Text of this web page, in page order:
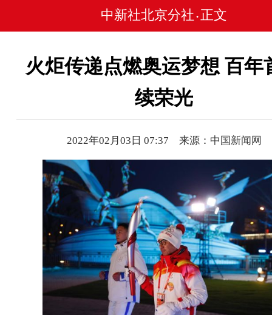
中新社北京分社 • 正文
火炬传递点燃奥运梦想 百年
续荣光
2022年02月03日 07:37 来源：中国新闻网